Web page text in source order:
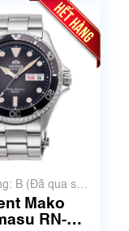
B (Đã qua sử
đẹp, có chút
dăm)
Mako
RN-